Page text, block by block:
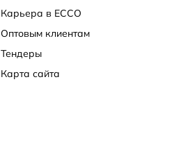
Карьера в ECCO
Оптовым клиентам
Тендеры
Карта сайта